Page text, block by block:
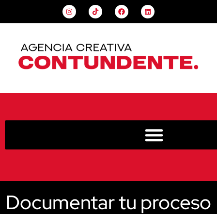
Documentar tu proceso